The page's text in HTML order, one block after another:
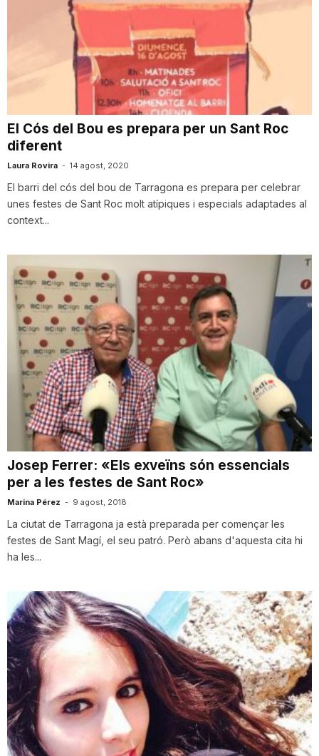
El Cós del Bou es prepara per un Sant Roc
diferent
Laura Rovira - 14 agost, 2020
El barri del cós del bou de Tarragona es prepara per celebrar
unes festes de Sant Roc molt atípiques i especials adaptades al
context...
Josep Ferrer: «Els exveïns són essencials
per a les festes de Sant Roc»
Marina Pérez - 9 agost, 2018
La ciutat de Tarragona ja està preparada per començar les
festes de Sant Magí, el seu patró. Però abans d'aquesta cita hi
ha les...